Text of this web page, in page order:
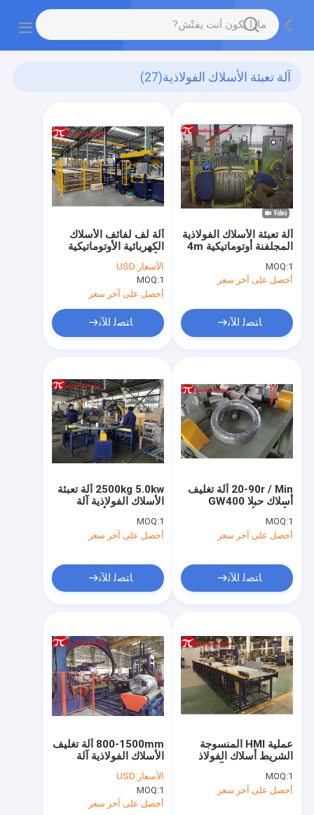
آلة تعبئة الأسلاك الفولاذية(27)
آلة لف لفائف الأسلاك
الكهربائية الأوتوماتيكية
مم ID
الأسعار:USD
MOQ:1
أحصل على آخر سعر
ﺎﺘﺼﻟ ﺍﻶﻧ
آلة تعبئة الأسلاك الفولاذية
المجلفنة أوتوماتيكية 4m
كهربائية مدفوعة
MOQ:1
أحصل على آخر سعر
ﺎﺘﺼﻟ ﺍﻶﻧ
2500kg 5.0kw آلة تعبئة
الأسلاك الفولاذية آلة
أوتوماتيكية
MOQ:1
أحصل على آخر سعر
ﺎﺘﺼﻟ ﺍﻶﻧ
20-90r / Min آلة تغليف
أسلاك حبلا GW400
المقاومة للماء
MOQ:1
أحصل على آخر سعر
ﺎﺘﺼﻟ ﺍﻶﻧ
800-1500mm آلة تغليف
الأسلاك الفولاذية آلة
تغليف تمتد لفائف
كهربائية أفقية
الأسعار:USD
MOQ:1
أحصل على آخر سعر
عملية HMI المنسوجة
الشريط أسلاك الفولاذ
تمتد 800 مم العرض
MOQ:1
أحصل على آخر سعر